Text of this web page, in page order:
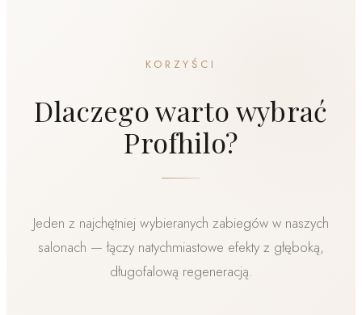
KORZYŚCI
Dlaczego warto wybrać
Profhilo?
Jeden z najchętniej wybieranych zabiegów w naszych
salonach — łączy natychmiastowe efekty z głęboką,
długofalową regeneracją.